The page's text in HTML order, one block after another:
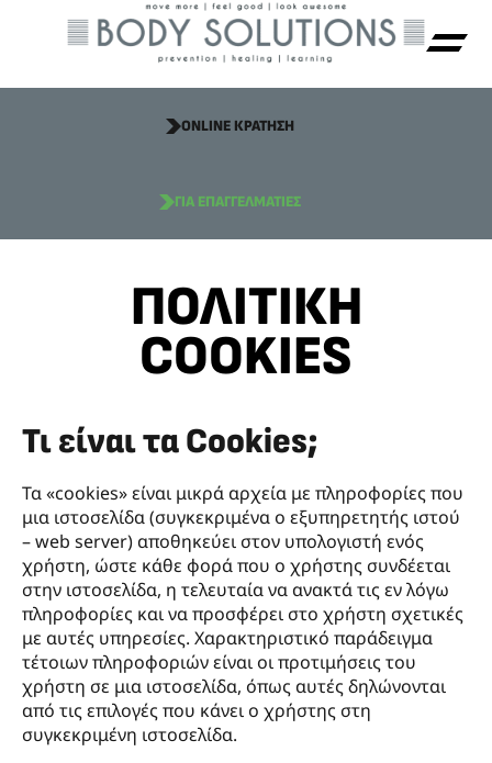
ONLINE ΚΡΑΤΗΣΗ
ΓΙΑ ΕΠΑΓΓΕΛΜΑΤΙΕΣ
ΠΟΛΙΤΙΚΉ
COOKIES
Τι είναι τα Cookies;
Τα «cookies» είναι μικρά αρχεία με πληροφορίες που
μια ιστοσελίδα (συγκεκριμένα ο εξυπηρετητής ιστού
– web server) αποθηκεύει στον υπολογιστή ενός
χρήστη, ώστε κάθε φορά που ο χρήστης συνδέεται
στην ιστοσελίδα, η τελευταία να ανακτά τις εν λόγω
πληροφορίες και να προσφέρει στο χρήστη σχετικές
με αυτές υπηρεσίες. Χαρακτηριστικό παράδειγμα
τέτοιων πληροφοριών είναι οι προτιμήσεις του
χρήστη σε μια ιστοσελίδα, όπως αυτές δηλώνονται
από τις επιλογές που κάνει ο χρήστης στη
συγκεκριμένη ιστοσελίδα.